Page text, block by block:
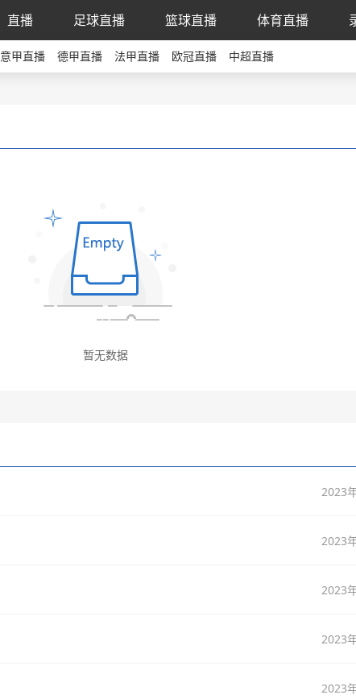
直播 足球直播 篮球直播 体育直播
意甲直播 德甲直播 法甲直播 欧冠直播 中超直播
2023
2023
2023
2023
2023